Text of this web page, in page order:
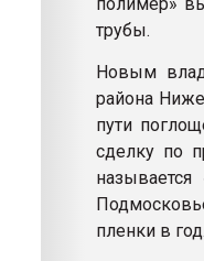
полимер»
трубы.
Новым
района
пути
сделку по
пленки в год.